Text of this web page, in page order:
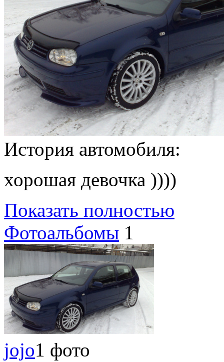
История автомобиля:
хорошая девочка ))))
Показать полностью
Фотоальбомы 1
jojo1 фото